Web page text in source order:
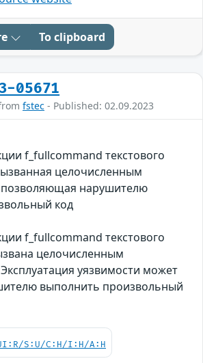
To clipboard
05671
fstec - Published: 02.09.2023
f_fullcommand текстового
целочисленным
нарушителю
код
f_fullcommand текстового
целочисленным
уязвимости может
выполнить произвольный
S:U/C:H/I:H/A:H